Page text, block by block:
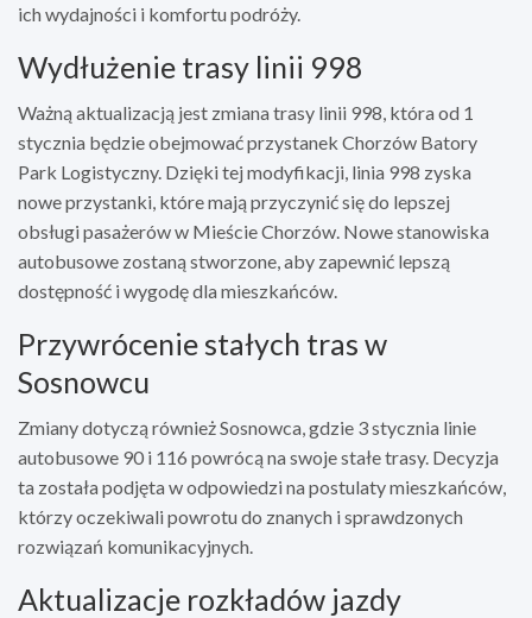
ich wydajności i komfortu podróży.
Wydłużenie trasy linii 998
Ważną aktualizacją jest zmiana trasy linii 998, która od 1
stycznia będzie obejmować przystanek Chorzów Batory
Park Logistyczny. Dzięki tej modyfikacji, linia 998 zyska
nowe przystanki, które mają przyczynić się do lepszej
obsługi pasażerów w Mieście Chorzów. Nowe stanowiska
autobusowe zostaną stworzone, aby zapewnić lepszą
dostępność i wygodę dla mieszkańców.
Przywrócenie stałych tras w
Sosnowcu
Zmiany dotyczą również Sosnowca, gdzie 3 stycznia linie
autobusowe 90 i 116 powrócą na swoje stałe trasy. Decyzja
ta została podjęta w odpowiedzi na postulaty mieszkańców,
którzy oczekiwali powrotu do znanych i sprawdzonych
rozwiązań komunikacyjnych.
Aktualizacje rozkładów jazdy